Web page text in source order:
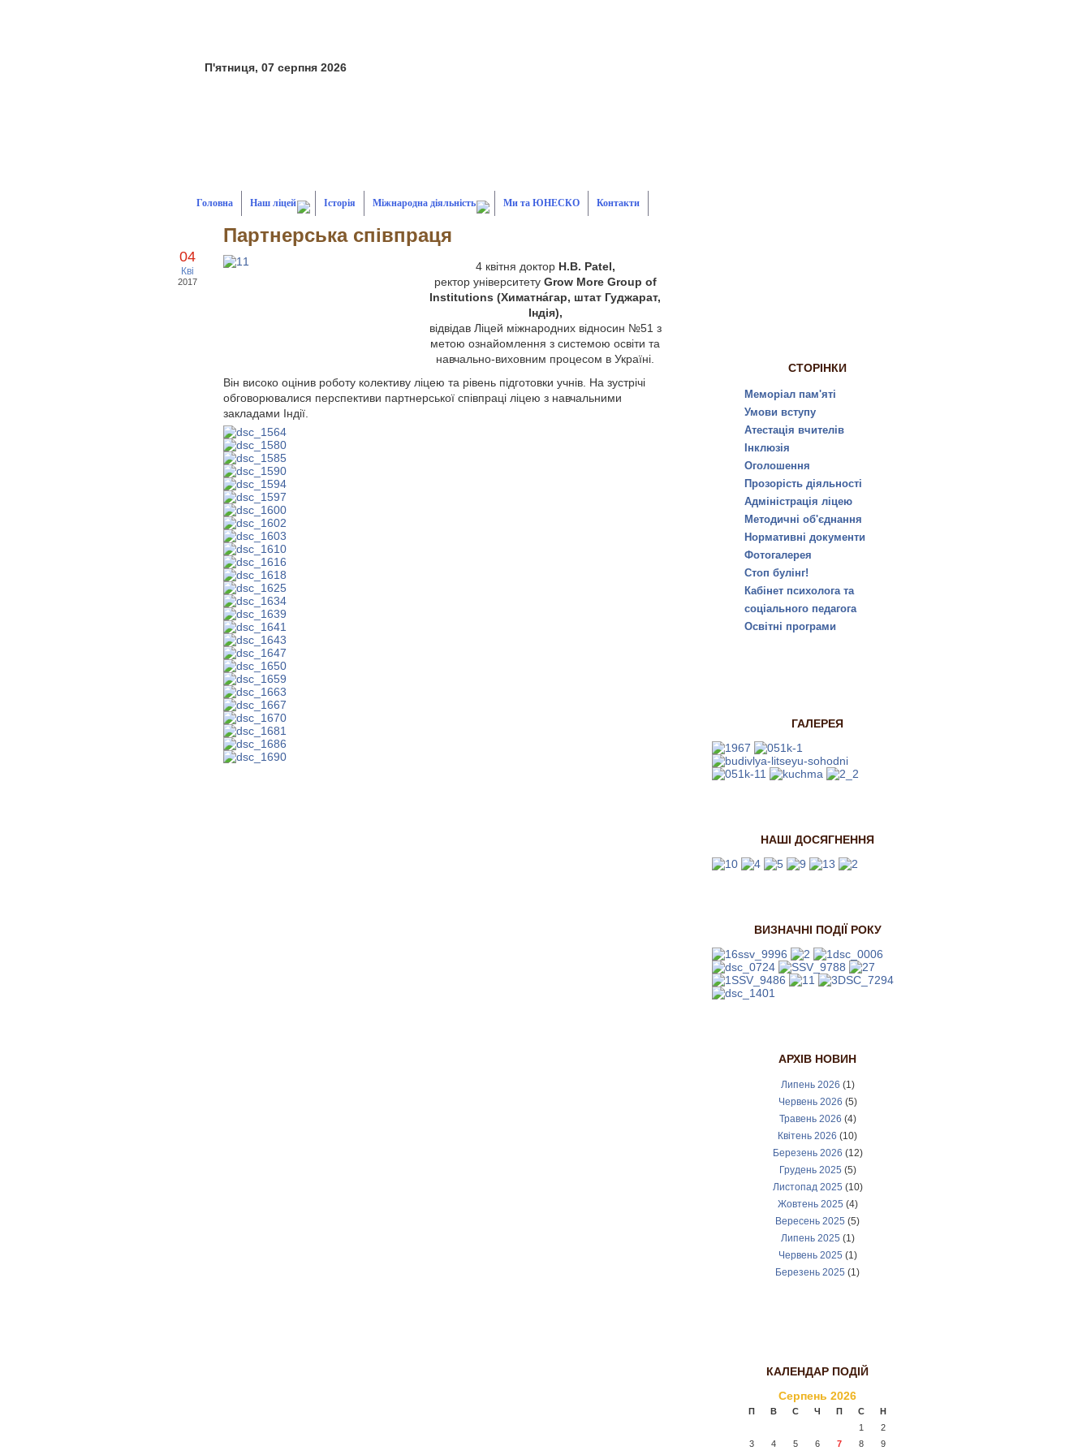
П'ятниця, 07 серпня 2026
Головна Наш ліцей Історія Міжнародна діяльність Ми та ЮНЕСКО Контакти
04
Кві
2017
Партнерська співпраця
4 квітня доктор H.B. Patel,
ректор університетуGrow More Group of
Institutions (Химатна́гар, штат Гуджарат,
Індія),
відвідав Ліцей міжнародних відносин №51 з
метою ознайомлення з системою освіти та
навчально-виховним процесом в Україні.
Він високо оцінив роботу колективу ліцею та рівень підготовки учнів. На зустрічі
обговорювалися перспективи партнерської співпраці ліцею з навчальними
закладами Індії.
СТОРІНКИ
Меморіал пам'яті
Умови вступу
Атестація вчителів
Інклюзія
Оголошення
Прозорість діяльності
Адміністрація ліцею
Методичні об'єднання
Нормативні документи
Фотогалерея
Стоп булінг!
Кабінет психолога та
соціального педагога
Освітні програми
ГАЛЕРЕЯ
НАШІ ДОСЯГНЕННЯ
ВИЗНАЧНІ ПОДІЇ РОКУ
АРХІВ НОВИН
Липень 2026 (1)
Червень 2026 (5)
Травень 2026 (4)
Квітень 2026 (10)
Березень 2026 (12)
Грудень 2025 (5)
Листопад 2025 (10)
Жовтень 2025 (4)
Вересень 2025 (5)
Липень 2025 (1)
Червень 2025 (1)
Березень 2025 (1)
КАЛЕНДАР ПОДІЙ
Серпень 2026
П В С Ч П С
Н
1
2
3
4 5 6 7 8 9